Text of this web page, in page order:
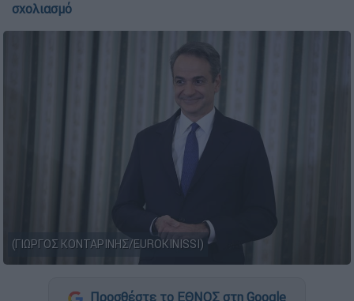
σχολιασμό
(ΓΙΩΡΓΟΣ ΚΟΝΤΑΡΙΝΗΣ/EUROKINISSI)
Προσθέστε το ΕΘΝΟΣ στη Google